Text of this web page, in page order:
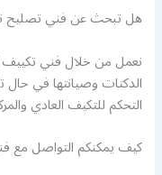
هل تبحث عن فني تصليح
نعمل من خلال فني تكييف
الدكتات وصيانتها في
التحكم للتكيف العادي
كيف يمكنكم التواصل مع